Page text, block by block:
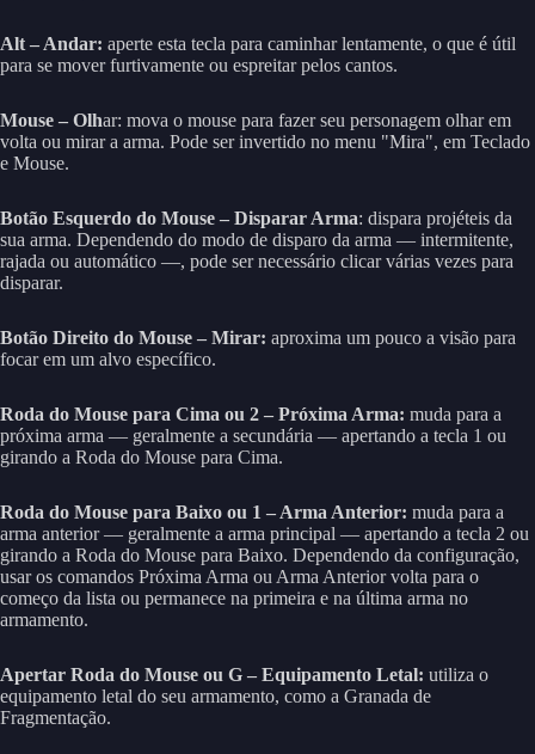
Alt – Andar: aperte esta tecla para caminhar lentamente, o que é útil
para se mover furtivamente ou espreitar pelos cantos.
Mouse – Olhar: mova o mouse para fazer seu personagem olhar em
volta ou mirar a arma. Pode ser invertido no menu "Mira", em Teclado
e Mouse.
Botão Esquerdo do Mouse – Disparar Arma: dispara projéteis da
sua arma. Dependendo do modo de disparo da arma — intermitente,
rajada ou automático —, pode ser necessário clicar várias vezes para
disparar.
Botão Direito do Mouse – Mirar: aproxima um pouco a visão para
focar em um alvo específico.
Roda do Mouse para Cima ou 2 – Próxima Arma: muda para a
próxima arma — geralmente a secundária — apertando a tecla 1 ou
girando a Roda do Mouse para Cima.
Roda do Mouse para Baixo ou 1 – Arma Anterior: muda para a
arma anterior — geralmente a arma principal — apertando a tecla 2 ou
girando a Roda do Mouse para Baixo. Dependendo da configuração,
usar os comandos Próxima Arma ou Arma Anterior volta para o
começo da lista ou permanece na primeira e na última arma no
armamento.
Apertar Roda do Mouse ou G – Equipamento Letal: utiliza o
equipamento letal do seu armamento, como a Granada de
Fragmentação.